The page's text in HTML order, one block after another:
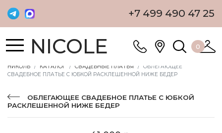
+7 499 490 47 25
NICOLE 0
НИКОЛЬ КАТАЛОГ СВАДЕБНЫЕ ПЛАТЬЯ
ОБЛЕГАЮЩЕЕ
СВАДЕБНОЕ ПЛАТЬЕ С ЮБКОЙ РАСКЛЕШЕННОЙ НИЖЕ БЕДЕР
ОБЛЕГАЮЩЕЕ СВАДЕБНОЕ ПЛАТЬЕ С ЮБКОЙ
РАСКЛЕШЕННОЙ НИЖЕ БЕДЕР